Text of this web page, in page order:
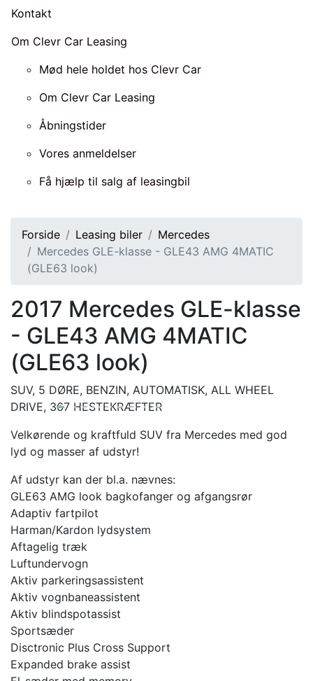
Kontakt
Om Clevr Car Leasing
Mød hele holdet hos Clevr Car
Om Clevr Car Leasing
Åbningstider
Vores anmeldelser
Få hjælp til salg af leasingbil
Forside Leasing biler
Mercedes
Mercedes GLE-klasse - GLE43 AMG 4MATIC
(GLE63 look)
2017 Mercedes GLE-klasse
- GLE43 AMG 4MATIC
(GLE63 look)
SUV, 5 DØRE, BENZIN, AUTOMATISK, ALL WHEEL
DRIVE, 367 HESTEKRÆFTER
Velkørende og kraftfuld SUV fra Mercedes med god
lyd og masser af udstyr!
Af udstyr kan der bl.a. nævnes:
GLE63 AMG look bagkofanger og afgangsrør
Adaptiv fartpilot
Harman/Kardon lydsystem
Aftagelig træk
Luftundervogn
Aktiv parkeringsassistent
Aktiv vognbaneassistent
Aktiv blindspotassist
Sportsæder
Disctronic Plus Cross Support
Expanded brake assist